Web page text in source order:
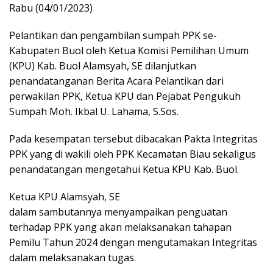
Rabu (04/01/2023)
Pelantikan dan pengambilan sumpah PPK se-
Kabupaten Buol oleh Ketua Komisi Pemilihan Umum
(KPU) Kab. Buol Alamsyah, SE dilanjutkan
penandatanganan Berita Acara Pelantikan dari
perwakilan PPK, Ketua KPU dan Pejabat Pengukuh
Sumpah Moh. Ikbal U. Lahama, S.Sos.
Pada kesempatan tersebut dibacakan Pakta Integritas
PPK yang di wakili oleh PPK Kecamatan Biau sekaligus
penandatangan mengetahui Ketua KPU Kab. Buol.
Ketua KPU Alamsyah, SE
dalam sambutannya menyampaikan penguatan
terhadap PPK yang akan melaksanakan tahapan
Pemilu Tahun 2024 dengan mengutamakan Integritas
dalam melaksanakan tugas.